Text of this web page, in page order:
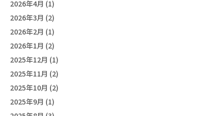
2026年4月 (1)
2026年3月 (2)
2026年2月 (1)
2026年1月 (2)
2025年12月 (1)
2025年11月 (2)
2025年10月 (2)
2025年9月 (1)